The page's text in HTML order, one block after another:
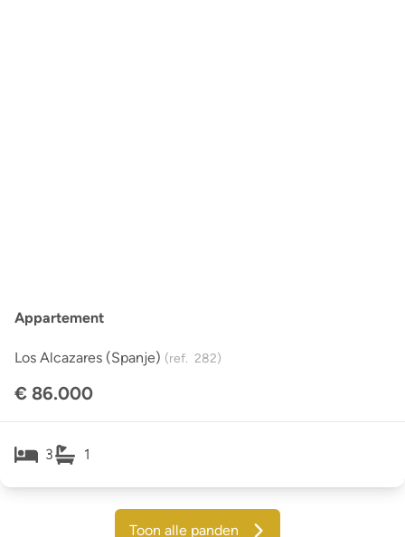
Appartement
Los Alcazares (spanje) (ref. 282)
€ 86.000
3 1
Toon alle panden